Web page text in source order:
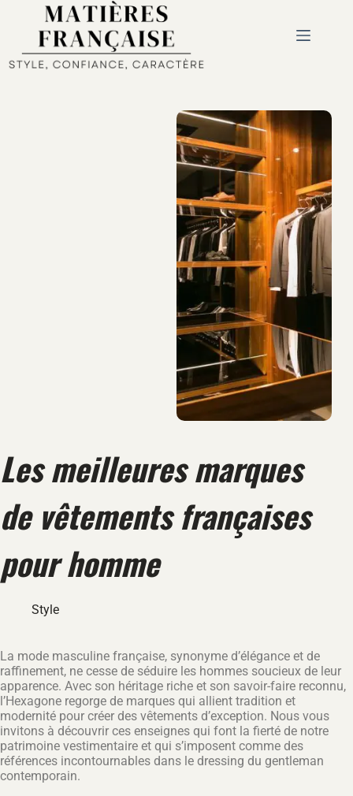
Les meilleures marques
de vêtements françaises
pour homme
Style
La mode masculine française, synonyme d’élégance et de
raffinement, ne cesse de séduire les hommes soucieux de leur
apparence. Avec son héritage riche et son savoir-faire reconnu,
l’Hexagone regorge de marques qui allient tradition et
modernité pour créer des vêtements d’exception. Nous vous
invitons à découvrir ces enseignes qui font la fierté de notre
patrimoine vestimentaire et qui s’imposent comme des
références incontournables dans le dressing du gentleman
contemporain.